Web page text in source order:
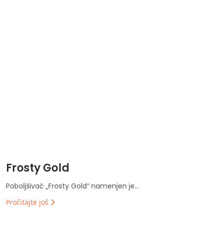
Frosty Gold
Poboljšivač „Frosty Gold“ namenjen je...
Pročitajte još